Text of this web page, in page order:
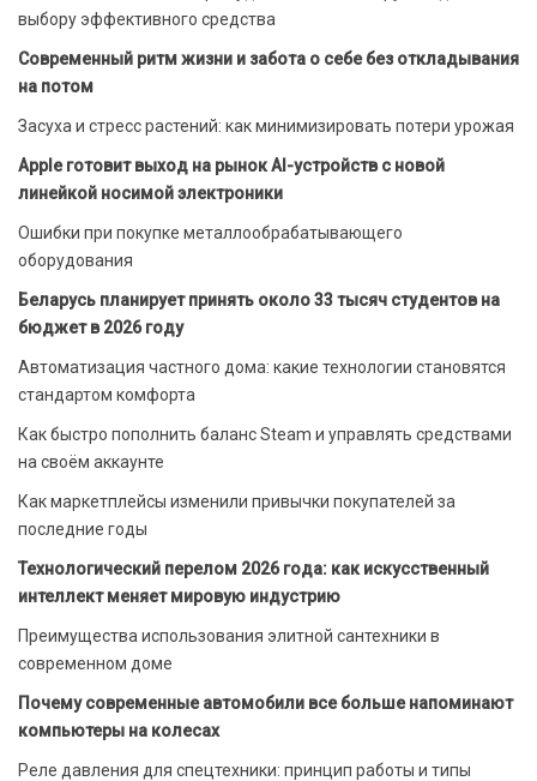
выбору эффективного средства
Современный ритм жизни и забота о себе без откладывания
на потом
Засуха и стресс растений: как минимизировать потери урожая
Apple готовит выход на рынок AI-устройств с новой
линейкой носимой электроники
Ошибки при покупке металлообрабатывающего
оборудования
Беларусь планирует принять около 33 тысяч студентов на
бюджет в 2026 году
Автоматизация частного дома: какие технологии становятся
стандартом комфорта
Как быстро пополнить баланс Steam и управлять средствами
на своём аккаунте
Как маркетплейсы изменили привычки покупателей за
последние годы
Технологический перелом 2026 года: как искусственный
интеллект меняет мировую индустрию
Преимущества использования элитной сантехники в
современном доме
Почему современные автомобили все больше напоминают
компьютеры на колесах
Реле давления для спецтехники: принцип работы и типы